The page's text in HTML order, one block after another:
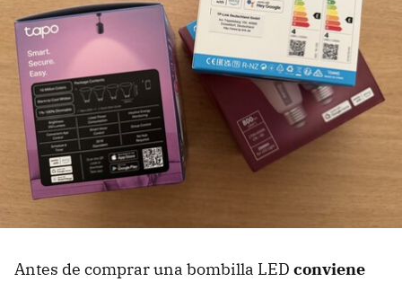
Antes de comprar una bombilla LED conviene